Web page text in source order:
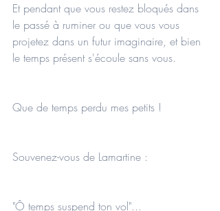
Et pendant que vous restez bloqués dans
le passé à ruminer ou que vous vous
projetez dans un futur imaginaire, et bien
le temps présent s'écoule sans vous.
Que de temps perdu mes petits !
Souvenez-vous de Lamartine :
"Ô temps suspend ton vol"...